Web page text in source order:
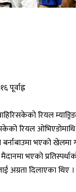
पूर्वाह्न
रियल
रियल
बर्नाबाउमा भएको खेलमा
भएको
अग्रता दिलाएका थिए